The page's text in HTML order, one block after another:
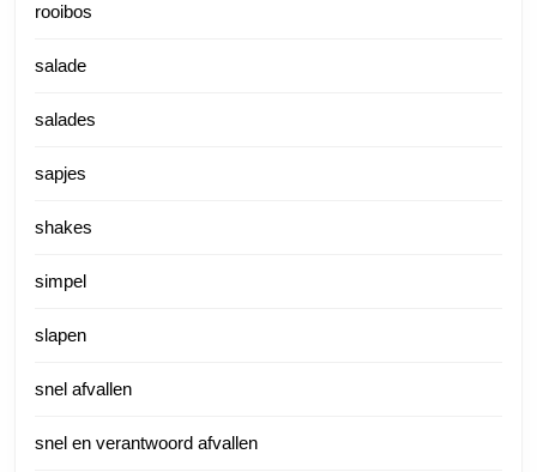
rooibos
salade
salades
sapjes
shakes
simpel
slapen
snel afvallen
snel en verantwoord afvallen